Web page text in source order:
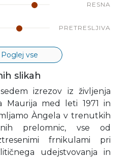
RESNA
PRETRESLJIVA
Poglej vse
slikah
izrezov iz življenja
Maurija med leti 1971 in
Àngela v trenutkih
prelomnic, vse od
frnikulami pri
udejstvovanja in